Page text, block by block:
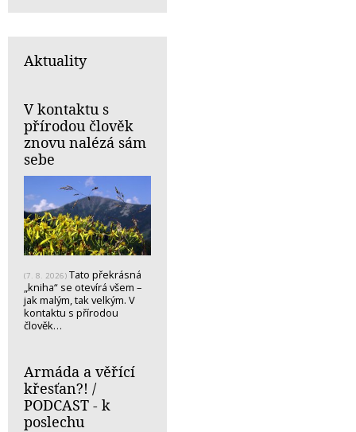
Aktuality
V kontaktu s
přírodou člověk
znovu nalézá sám
sebe
(7. 8. 2026) Tato překrásná
„kniha“ se otevírá všem –
jak malým, tak velkým. V
kontaktu s přírodou
člověk…
Armáda a věřící
křesťan?! /
PODCAST - k
poslechu